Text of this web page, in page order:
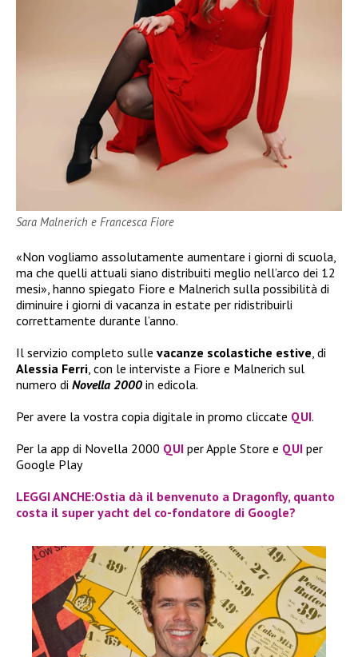
Sara Malnerich e Francesca Fiore
«Non vogliamo assolutamente aumentare i giorni di scuola,
ma che quelli attuali siano distribuiti meglio nell’arco dei 12
mesi», hanno spiegato Fiore e Malnerich sulla possibilità di
diminuire i giorni di vacanza in estate per ridistribuirli
correttamente durante l’anno.
Il servizio completo sulle vacanze scolastiche estive , di
Alessia Ferri , con le interviste a Fiore e Malnerich sul
numero di Novella 2000 in edicola.
Per avere la vostra copia digitale in promo cliccate QUI.
Per la app di Novella 2000 QUI per Apple Store e QUI per
Google Play
LEGGI ANCHE:Ostia dà il benvenuto a Dragonfly, quanto
costa il super yacht del co-fondatore di Google?